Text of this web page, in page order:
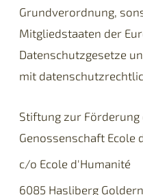
Grundverordnung,
Mitgliedstaaten der
Datenschutzgesetze
mit
Stiftung zur Förderung
Genossenschaft Ecole
c/o Ecole d'Humanité
6085 Hasliberg Goldern